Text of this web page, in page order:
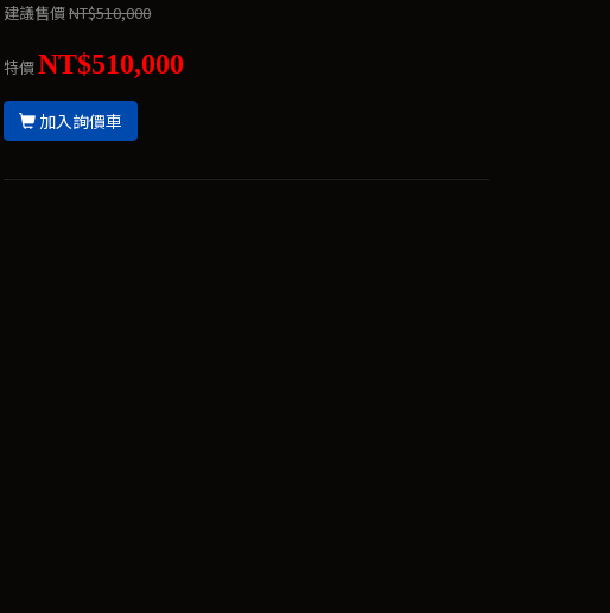
建議售價NT$510,000
特價NT$510,000
加入詢價車